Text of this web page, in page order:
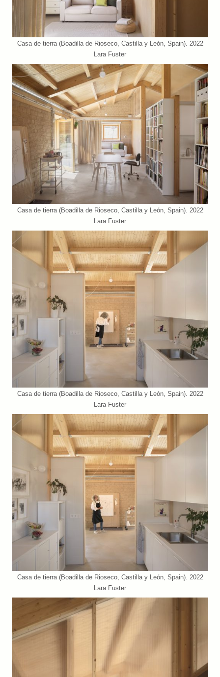
Casa de tierra (Boadilla de Rioseco, Castilla y León, Spain). 2022
Lara Fuster
Casa de tierra (Boadilla de Rioseco, Castilla y León, Spain). 2022
Lara Fuster
Casa de tierra (Boadilla de Rioseco, Castilla y León, Spain). 2022
Lara Fuster
Casa de tierra (Boadilla de Rioseco, Castilla y León, Spain). 2022
Lara Fuster